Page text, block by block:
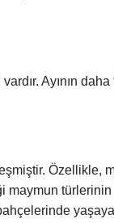
Ayının
Özellikle,